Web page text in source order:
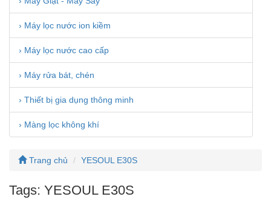
› Máy lọc nước ion kiềm
› Máy lọc nước cao cấp
› Máy rửa bát, chén
› Thiết bị gia dụng thông minh
› Màng lọc không khí
Trang chủ YESOUL E30S
Tags: YESOUL E30S